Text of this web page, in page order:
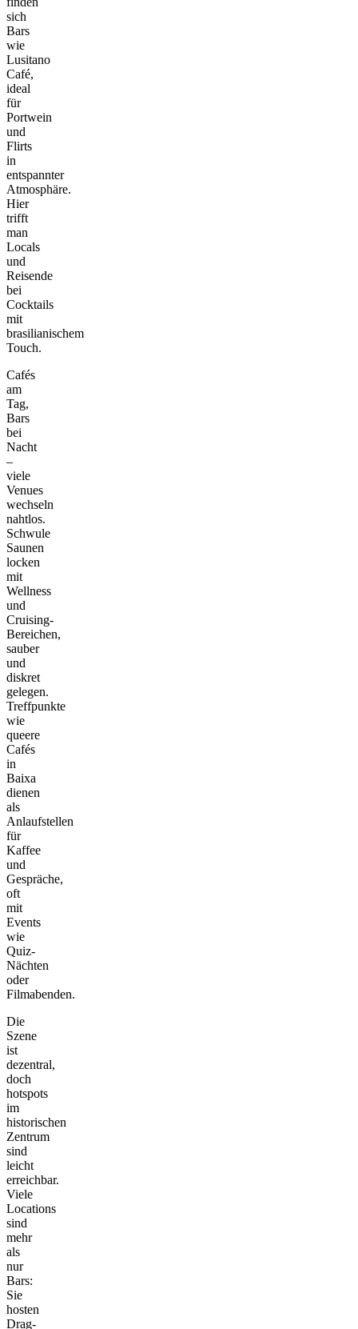
sich
Bars
wie
Lusitano
Café,
ideal
für
Portwein
und
Flirts
in
entspannter
Atmosphäre.
Hier
trifft
man
Locals
und
Reisende
bei
Cocktails
mit
brasilianischem
Touch.
Cafés
am
Tag,
Bars
bei
Nacht
–
viele
Venues
wechseln
nahtlos.
Schwule
Saunen
locken
mit
Wellness
und
Cruising-
Bereichen,
sauber
und
diskret
gelegen.
Treffpunkte
wie
queere
Cafés
in
Baixa
dienen
als
Anlaufstellen
für
Kaffee
und
Gespräche,
oft
mit
Events
wie
Quiz-
Nächten
oder
Filmabenden.
Die
Szene
ist
dezentral,
doch
hotspots
im
historischen
Zentrum
sind
leicht
erreichbar.
Viele
Locations
sind
mehr
als
nur
Bars:
Sie
hosten
Drag-